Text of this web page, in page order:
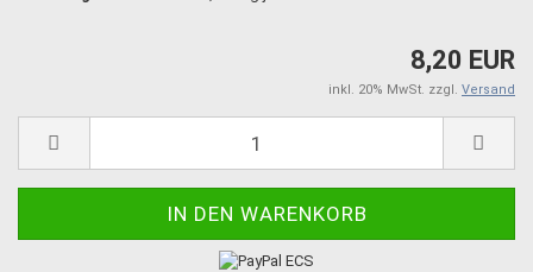
8,20 EUR
inkl. 20% MwSt. zzgl. Versand